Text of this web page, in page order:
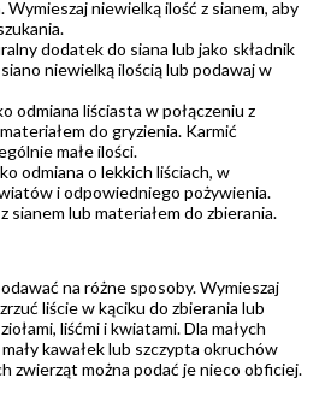
niewielką ilość z sianem, aby
dodatek do siana lub jako składnik
niewielką ilością lub podawaj w
odmiana liściasta w połączeniu z
do gryzienia. Karmić
małe ilości.
odmiana o lekkich liściach, w
i odpowiedniego pożywienia.
sianem lub materiałem do zbierania.
na różne sposoby. Wymieszaj
liście w kąciku do zbierania lub
liśćmi i kwiatami. Dla małych
kawałek lub szczypta okruchów
zwierząt można podać je nieco obficiej.